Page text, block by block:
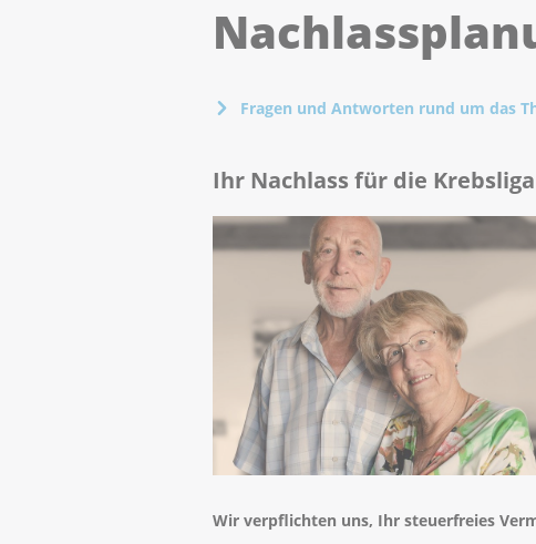
Fragen und Antworten rund um das
Ihr Nachlass für die
Wir verpflichten uns, Ihr steuerfreies